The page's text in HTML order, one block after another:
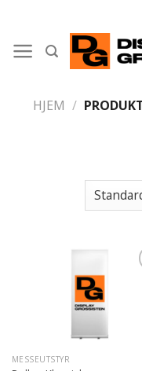
content
HJEM /
MESSEUTSTYR